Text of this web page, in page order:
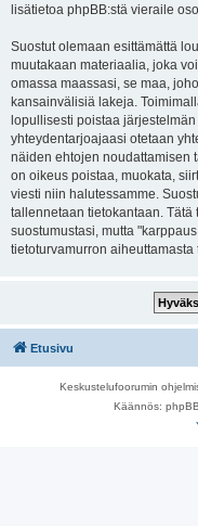
lisätietoa phpBB:stä vieraile
Suostut olemaan esittämättä
muutakaan materiaalia, joka
omassa maassasi, se maa,
kansainvälisiä lakeja.
lopullisesti poistaa
yhteydentarjoajaasi otetaan
näiden ehtojen noudattamisen
on oikeus poistaa, muokata,
viesti niin halutessamme.
tallennetaan tietokantaan.
suostumustasi, mutta
tietoturvamurron
Etusivu
Keskustelufoorumin
Käännös: